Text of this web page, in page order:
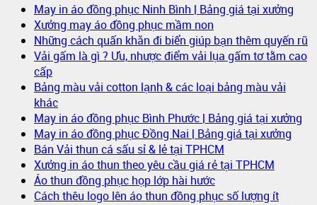
May in áo đồng phục Ninh Bình | Bảng giá tại xưởng
Xưởng may áo đồng phục mầm non
Những cách quấn khăn đi biển giúp bạn thêm quyến rũ
Vải gấm là gì ? Ưu, nhược điểm vải lụa gấm tơ tằm cao
cấp
Bảng màu vải cotton lạnh & các loại bảng màu vải
khác
May in áo đồng phục Bình Phước | Bảng giá tại xưởng
May in áo đồng phục Đồng Nai | Bảng giá tại xưởng
Bán Vải thun cá sấu sỉ & lẻ tại TPHCM
Xưởng in áo thun theo yêu cầu giá rẻ tại TPHCM
Áo thun đồng phục họp lớp hài hước
Cách thêu logo lên áo thun đồng phục số lượng ít